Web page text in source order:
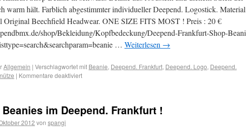
warm hält. Farblich abgestimmter individueller Deepend. Logostick.
Original Beechfield Headwear. ONE SIZE FITS MOST ! Preis : 20 €
shop/Bekleidung/Kopfbedeckung/Deepend-Frankfurt-Shop-
… Weiterlesen →
Allgemein | Verschlagwortet mit Beanie, Deepend. Frankfurt, Deepend. Logo, Deepend.
| Kommentare deaktiviert
im Deepend. Frankfurt !
2012 von spangi